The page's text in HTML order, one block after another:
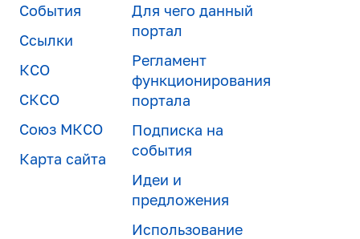
События
Ссылки
КСО
СКСО
Союз МКСО
Карта сайта
Для чего данный
портал
Регламент
функционирования
портала
Подписка на
события
Идеи и
предложения
Использование